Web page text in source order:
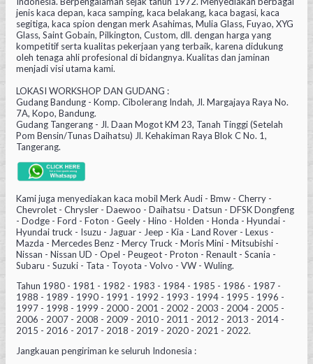
jenis kaca depan, kaca samping, kaca belakang, kaca bagasi, kaca
segitiga, kaca spion dengan merk Asahimas, Mulia Glass, Fuyao, XYG
Glass, Saint Gobain, Pilkington, Custom, dll. dengan harga yang
kompetitif serta kualitas pekerjaan yang terbaik, karena didukung
oleh tenaga ahli profesional di bidangnya. Kualitas dan jaminan
menjadi visi utama kami.
LOKASI WORKSHOP DAN GUDANG :
Gudang Bandung - Komp. Cibolerang Indah, Jl. Margajaya Raya No.
7A, Kopo, Bandung.
Gudang Tangerang - Jl. Daan Mogot KM 23, Tanah Tinggi (Setelah
Pom Bensin/Tunas Daihatsu) Jl. Kehakiman Raya Blok C No. 1,
Tangerang.
Kami juga menyediakan kaca mobil Merk Audi - Bmw - Cherry -
Chevrolet - Chrysler - Daewoo - Daihatsu - Datsun - DFSK Dongfeng
- Dodge - Ford - Foton - Geely - Hino - Holden - Honda - Hyundai -
Hyundai truck - Isuzu - Jaguar - Jeep - Kia - Land Rover - Lexus -
Mazda - Mercedes Benz - Mercy Truck - Moris Mini - Mitsubishi -
Nissan - Nissan UD - Opel - Peugeot - Proton - Renault - Scania -
Subaru - Suzuki - Tata - Toyota - Volvo - VW - Wuling.
Tahun 1980 - 1981 - 1982 - 1983 - 1984 - 1985 - 1986 - 1987 -
1988 - 1989 - 1990 - 1991 - 1992 - 1993 - 1994 - 1995 - 1996 -
1997 - 1998 - 1999 - 2000 - 2001 - 2002 - 2003 - 2004 - 2005 -
2006 - 2007 - 2008 - 2009 - 2010 - 2011 - 2012 - 2013 - 2014 -
2015 - 2016 - 2017 - 2018 - 2019 - 2020 - 2021 - 2022.
Jangkauan pengiriman ke seluruh Indonesia :